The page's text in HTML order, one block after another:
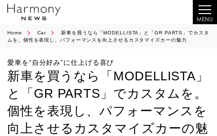
MENU
Home Car
新車を買うなら「MODELLISTA」と「GR PARTS」でカスタ
ムを。個性を表現し、パフォーマンスを向上させるカスタマイズカーの魅力
愛車を“自分好み”に仕上げる喜び
新車を買うなら「MODELLISTA」
と「GR PARTS」でカスタムを。
個性を表現し、パフォーマンスを
向上させるカスタマイズカーの魅